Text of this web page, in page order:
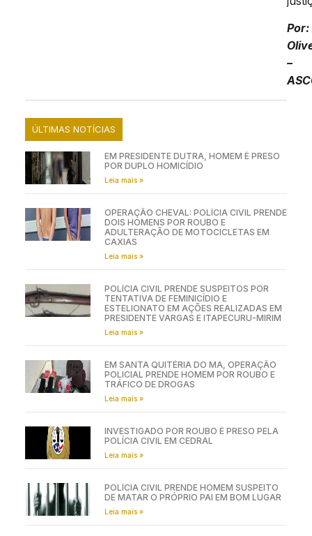
Por:
–
ÚLTIMAS NOTÍCIAS
EM PRESIDENTE DUTRA, HOMEM É PRESO
POR DUPLO HOMICÍDIO
Leia mais »
OPERAÇÃO CHEVAL: POLÍCIA CIVIL PRENDE
DOIS HOMENS POR ROUBO E
ADULTERAÇÃO DE MOTOCICLETAS EM
CAXIAS
Leia mais »
POLÍCIA CIVIL PRENDE SUSPEITOS POR
TENTATIVA DE FEMINICÍDIO E
ESTELIONATO EM AÇÕES REALIZADAS EM
PRESIDENTE VARGAS E ITAPECURU-MIRIM
Leia mais »
EM SANTA QUITÉRIA DO MA, OPERAÇÃO
POLICIAL PRENDE HOMEM POR ROUBO E
TRÁFICO DE DROGAS
Leia mais »
INVESTIGADO POR ROUBO É PRESO PELA
POLÍCIA CIVIL EM CEDRAL
Leia mais »
POLÍCIA CIVIL PRENDE HOMEM SUSPEITO
DE MATAR O PRÓPRIO PAI EM BOM LUGAR
Leia mais »